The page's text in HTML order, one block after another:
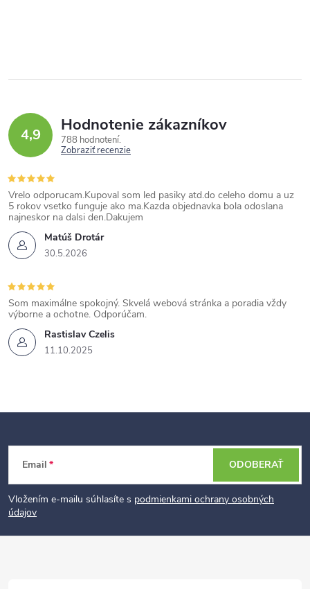
4,9 Hodnotenie zákazníkov
788 hodnotení
Zobraziť recenzie
Matúš Drotár
30.5.2026
Vrelo odporucam.Kupoval som led pasiky atd.do celeho domu a uz
5 rokov vsetko funguje ako ma.Kazda objednavka bola odoslana
najneskor na dalsi den.Dakujem
Rastislav Czelis
11.10.2025
Som maximálne spokojný. Skvelá webová stránka a poradia vždy
výborne a ochotne. Odporúčam.
t
Email
Vložením e-mailu súhlasíte s podmienkami ochrany osobných
údajov
ODOBERAŤ